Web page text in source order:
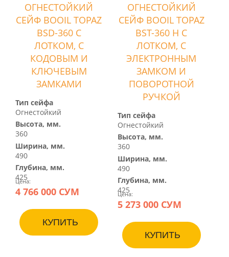
ОГНЕСТОЙКИЙ
СЕЙФ BOOIL TOPAZ
BSD-360 С
ЛОТКОМ, С
КОДОВЫМ И
КЛЮЧЕВЫМ
ЗАМКАМИ
Тип сейфа
Огнестойкий
Высота, мм.
360
Ширина, мм.
490
Глубина, мм.
425
Цена:
4 766 000 СУМ
КУПИТЬ
ОГНЕСТОЙКИЙ
СЕЙФ BOOIL TOPAZ
BST-360 H С
ЛОТКОМ, С
ЭЛЕКТРОННЫМ
ЗАМКОМ И
ПОВОРОТНОЙ
РУЧКОЙ
Тип сейфа
Огнестойкий
Высота, мм.
360
Ширина, мм.
490
Глубина, мм.
425
Цена:
5 273 000 СУМ
КУПИТЬ